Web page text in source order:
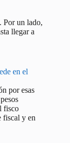
Por un lado,
llegar a
en el
por esas
fisco
fiscal y en